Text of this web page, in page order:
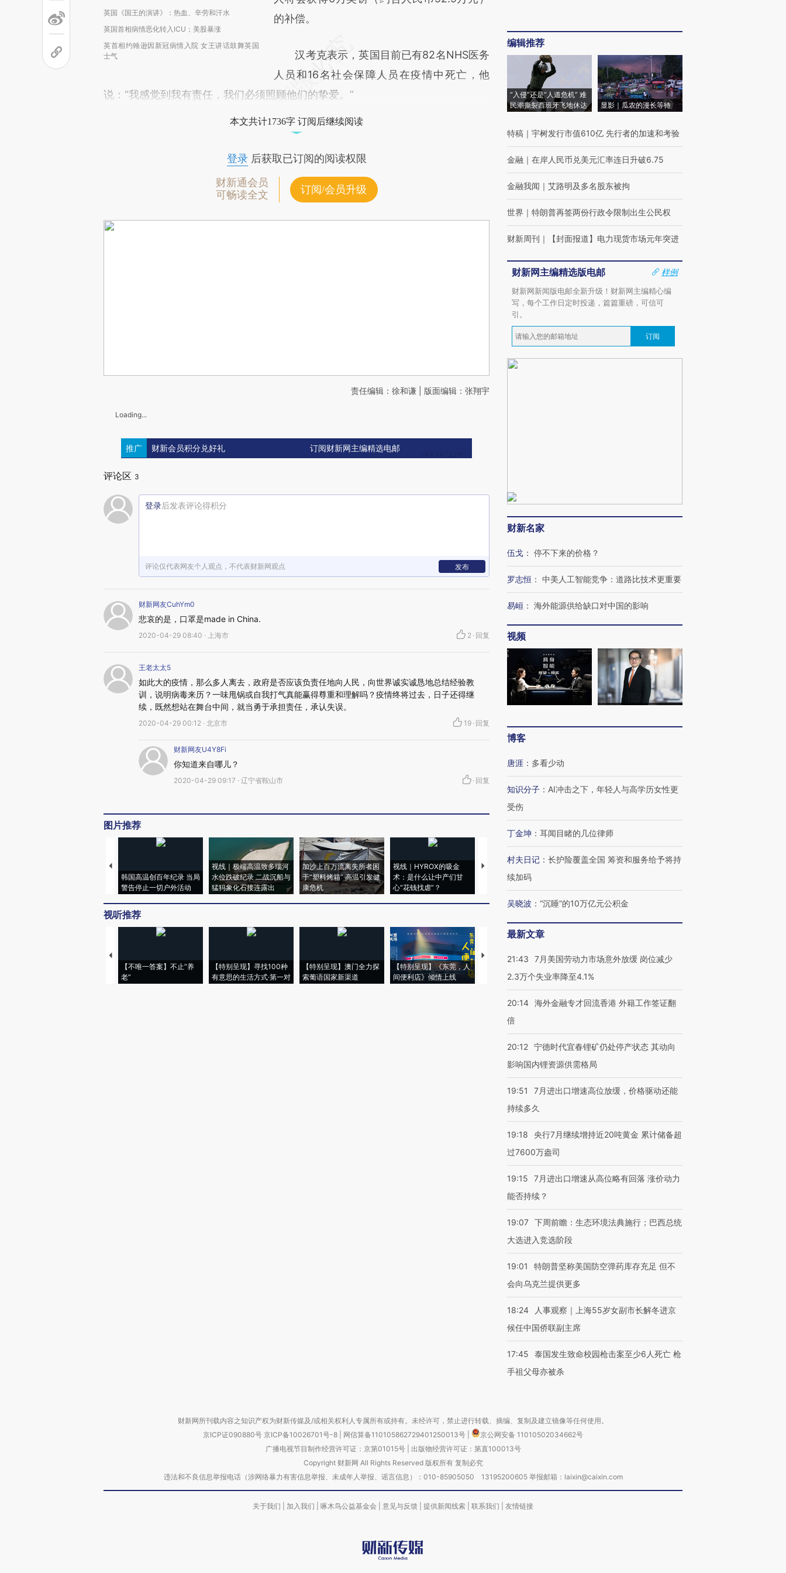
英国《国王的演讲》：热血、辛劳和汗水
英国首相病情恶化转入ICU；美股暴涨
英首相约翰逊因新冠病情入院 女王讲话鼓舞英国
士气
的补偿。
汉考克表示，英国目前已有82名NHS医务
人员和16名社会保障人员在疫情中死亡，他
说：“我感觉到我有责任，我们必须照顾他们的挚爱。”
本文共计1736字 订阅后继续阅读
登录后获取已订阅的阅读权限
财新通会员
可畅读全文
订阅/会员升级
责任编辑：徐和谦 | 版面编辑：张翔宇
Loading...
推广 财新会员积分兑好礼 订阅财新网主编精选电邮
评论区 3
登录后发表评论得积分
评论仅代表网友个人观点，不代表财新网观点 发布
财新网友CuhYm0
悲哀的是，口罩是made in China.
2020-04-29 08:40 · 上海市 2 · 回复
王老太太5
如此大的疫情，那么多人离去，政府是否应该负责任地向人民，向世界诚实诚恳地总结经验教
训，说明病毒来历？一味甩锅或自我打气真能赢得尊重和理解吗？疫情终将过去，日子还得继
续，既然想站在舞台中间，就当勇于承担责任，承认失误。
2020-04-29 00:12 · 北京市 19 · 回复
财新网友U4Y8Fi
你知道来自哪儿？
2020-04-29 09:17 · 辽宁省鞍山市 · 回复
图片推荐
韩国高温创百年纪录 当局
警告停止一切户外活动
视线｜极端高温致多瑙河
水位跌破纪录 二战沉船与
猛犸象化石接连露出
加沙上百万流离失所者困
于“塑料烤箱” 高温引发健
康危机
视线｜HYROX的吸金
术：是什么让中产们甘
心“花钱找虐”？
马航飞行员跨国走私7万
粒摇头丸 尿检体内含3种
视线｜被称为“蟑螂”的印
视线｜“入侵”还是“人道危
视听推荐
【不唯一答案】不止“养
老”
【特别呈现】寻找100种
有意思的生活方式·第一对
【特别呈现】澳门全力探
索葡语国家新渠道
【特别呈现】《东莞，人
间便利店》倾情上线
【推广】走进第四届链博
有意思的生活方式·第三对
【商旅对话】华住集团
CFO：不靠规模取胜，华
编辑推荐
“入侵”还是“人道危机” 难
民潮撕裂西班牙飞地休达
显影｜瓜农的漫长等待
特稿 ｜ 宇树发行市值610亿 先行者的加速和考验
金融 ｜ 在岸人民币兑美元汇率连日升破6.75
金融我闻 ｜ 艾路明及多名股东被拘
世界 ｜ 特朗普再签两份行政令限制出生公民权
财新周刊 ｜ 【封面报道】电力现货市场元年突进
财新网主编精选版电邮
样例
财新网新闻版电邮全新升级！财新网主编精心编
写，每个工作日定时投递，篇篇重磅，可信可
引。
订阅
财新名家
伍戈 ： 停不下来的价格？
罗志恒 ： 中美人工智能竞争：道路比技术更重要
易峘 ： 海外能源供给缺口对中国的影响
视频
博客
唐涯 ： 多看少动
知识分子 ： AI冲击之下，年轻人与高学历女性更
受伤
丁金坤 ： 耳闻目睹的几位律师
村夫日记 ： 长护险覆盖全国 筹资和服务给予将持
续加码
吴晓波 ： “沉睡”的10万亿元公积金
最新文章
21:43
7月美国劳动力市场意外放缓 岗位减少
2.3万个失业率降至4.1%
20:14 海外金融专才回流香港 外籍工作签证翻
倍
20:12 宁德时代宜春锂矿仍处停产状态 其动向
影响国内锂资源供需格局
19:51
7月进出口增速高位放缓，价格驱动还能
持续多久
19:18
央行7月继续增持近20吨黄金 累计储备超
过7600万盎司
19:15
7月进出口增速从高位略有回落 涨价动力
能否持续？
19:07 下周前瞻：生态环境法典施行；巴西总统
大选进入竞选阶段
19:01
特朗普坚称美国防空弹药库存充足 但不
会向乌克兰提供更多
18:24
人事观察｜上海55岁女副市长解冬进京
候任中国侨联副主席
17:45
泰国发生致命校园枪击案至少6人死亡 枪
手祖父母亦被杀
财新网所刊载内容之知识产权为财新传媒及/或相关权利人专属所有或持有。未经许可，禁止进行转载、摘编、复制及建立镜像等任何使用。
京ICP证090880号 京ICP备10026701号-8 网信算备110105862729401250013号
京公网安备 11010502034662号
广播电视节目制作经营许可证：京第01015号| 出版物经营许可证：第直100013号
Copyright 财新网 All Rights Reserved 版权所有 复制必究
违法和不良信息举报电话（涉网络暴力有害信息举报、未成年人举报、谣言信息）：010-85905050 13195200605 举报邮箱：laixin@caixin.com
关于我们 加入我们 啄木鸟公益基金会 意见与反馈 提供新闻线索 联系我们 友情链接